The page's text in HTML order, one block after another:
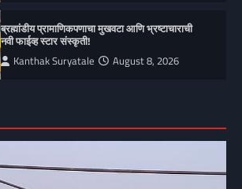
ब्रह्मांडीय प्रामाणिकपणाचा मुखवटा आणि भ्रष्टाचाराची
नवी फाईव्ह स्टार संस्कृती!
Kanthak Suryatale August 8, 2026